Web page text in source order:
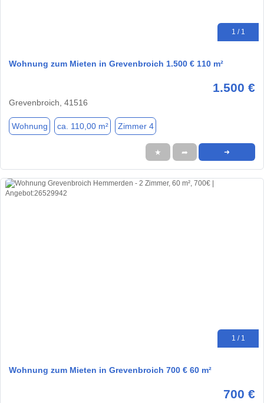
1 / 1
Wohnung zum Mieten in Grevenbroich 1.500 € 110 m²
1.500 €
Grevenbroich, 41516
Wohnung ca. 110,00 m² Zimmer 4
★ ➦ ➜
1 / 1
Wohnung zum Mieten in Grevenbroich 700 € 60 m²
700 €